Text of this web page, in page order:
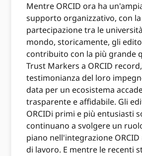
Mentre ORCID ora ha
supporto organizzativo, con
partecipazione tra le
mondo, storicamente, gli
contribuito con la più grande
Trust Markers a ORCID
testimonianza del loro
data per un ecosistema
trasparente e affidabile. Gli
ORCIDi primi e più entusiasti
continuano a svolgere un
piano nell'integrazione
di lavoro. E mentre le recenti